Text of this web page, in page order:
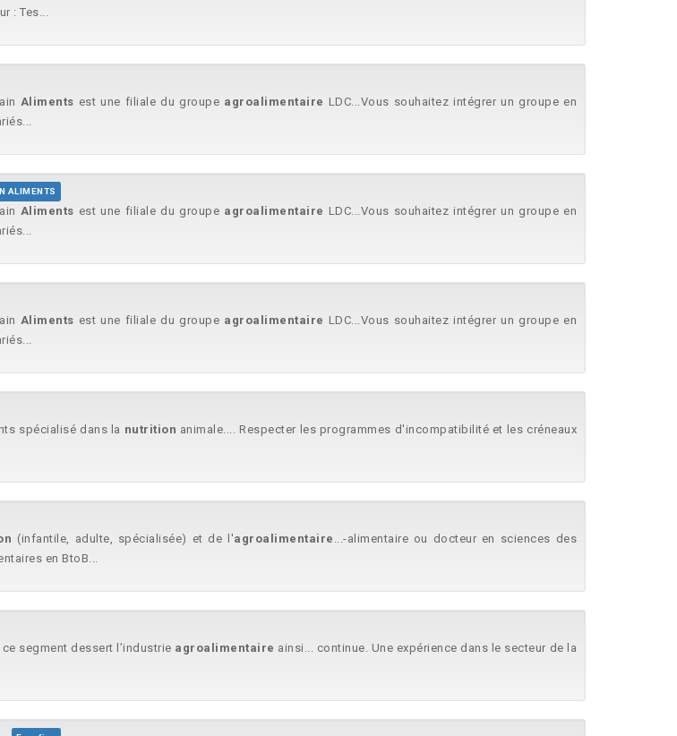
: Tes...
Aliments est une filiale du groupe agroalimentaire LDC...Vous souhaitez intégrer un groupe en
ALIMENTS
Aliments est une filiale du groupe agroalimentaire LDC...Vous souhaitez intégrer un groupe en
Aliments est une filiale du groupe agroalimentaire LDC...Vous souhaitez intégrer un groupe en
spécialisé dans la nutrition animale.... Respecter les programmes d'incompatibilité et les créneaux
(infantile, adulte, spécialisée) et de l'agroalimentaire ...-alimentaire ou docteur en sciences des
en BtoB...
segment dessert l’industrie agroalimentaire ainsi... continue. Une expérience dans le secteur de la